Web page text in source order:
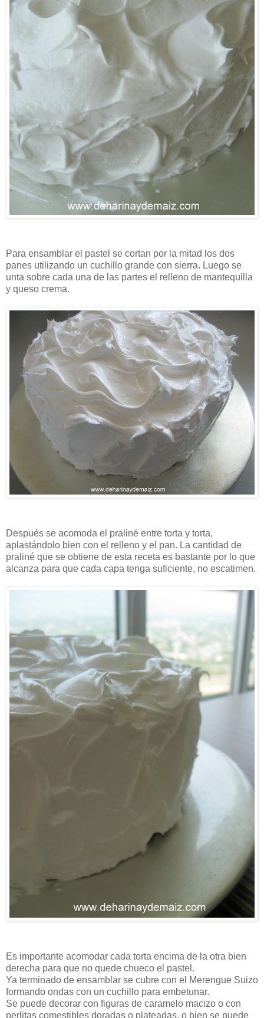
Para ensamblar el pastel se cortan por la mitad los dos
panes utilizando un cuchillo grande con sierra. Luego se
unta sobre cada una de las partes el relleno de mantequilla
y queso crema.
Después se acomoda el praliné entre torta y torta,
aplastándolo bien con el relleno y el pan. La cantidad de
praliné que se obtiene de esta receta es bastante por lo que
alcanza para que cada capa tenga suficiente, no escatimen.
Es importante acomodar cada torta encima de la otra bien
derecha para que no quede chueco el pastel.
Ya terminado de ensamblar se cubre con el Merengue Suizo
formando ondas con un cuchillo para embetunar.
Se puede decorar con figuras de caramelo macizo o con
perlitas comestibles doradas o plateadas, o bien se puede